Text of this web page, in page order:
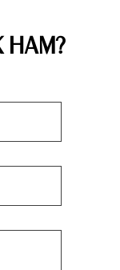
НАМ?